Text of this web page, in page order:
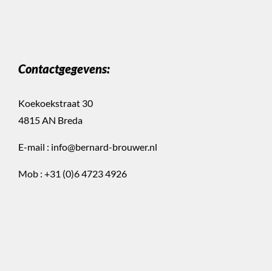
Contactgegevens:
Koekoekstraat 30
4815 AN Breda
E-mail : info@bernard-brouwer.nl
Mob : +31 (0)6 4723 4926